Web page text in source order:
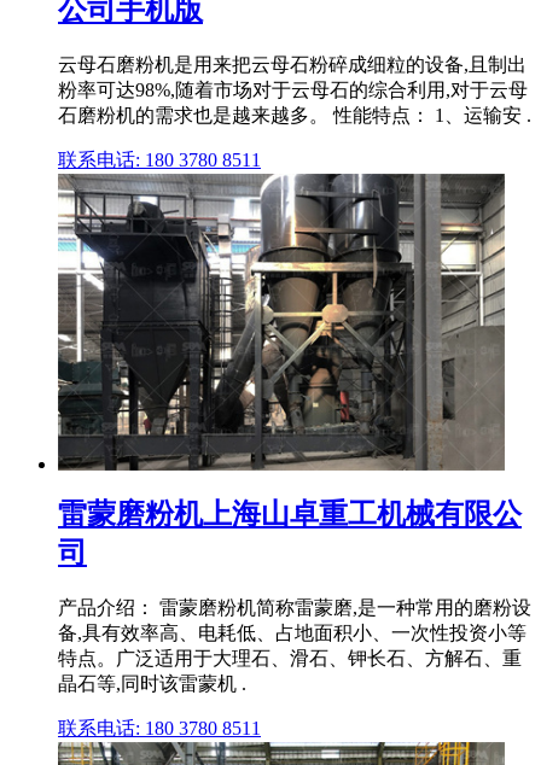
公司手机版
云母石磨粉机是用来把云母石粉碎成细粒的设备,且制出
粉率可达98%,随着市场对于云母石的综合利用,对于云母
石磨粉机的需求也是越来越多。 性能特点： 1、运输安 .
联系电话: 180 3780 8511
雷蒙磨粉机上海山卓重工机械有限公
司
产品介绍： 雷蒙磨粉机简称雷蒙磨,是一种常用的磨粉设
备,具有效率高、电耗低、占地面积小、一次性投资小等
特点。广泛适用于大理石、滑石、钾长石、方解石、重
晶石等,同时该雷蒙机 .
联系电话: 180 3780 8511